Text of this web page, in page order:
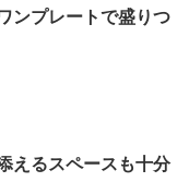
ンプレートで盛りつ
えるスペースも十分